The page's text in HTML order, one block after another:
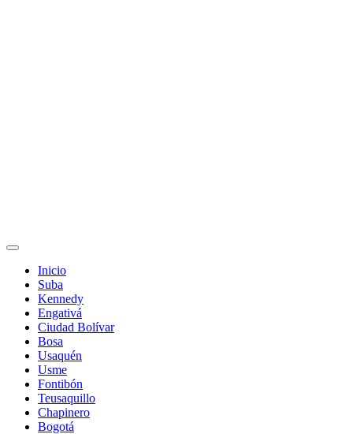
Inicio
Suba
Kennedy
Engativá
Ciudad Bolívar
Bosa
Usaquén
Usme
Fontibón
Teusaquillo
Chapinero
Bogotá